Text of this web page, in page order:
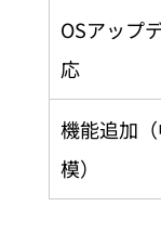
OSアップ
応
機能追加
模）